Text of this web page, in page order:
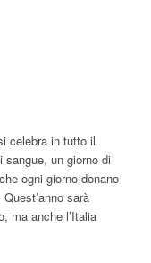
celebra in tutto il
sangue, un giorno di
ogni giorno donano
sarà
ma anche l’Italia